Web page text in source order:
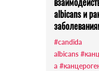
albicans и
#candida
albicans
а